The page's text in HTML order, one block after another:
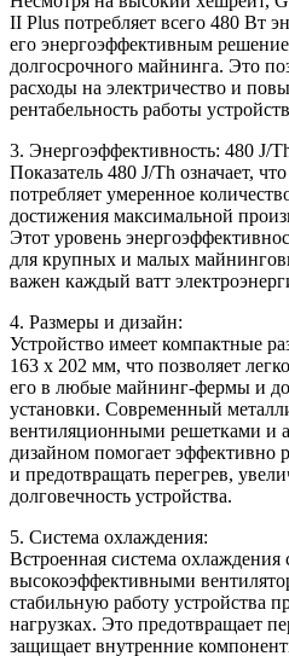
II Plus потребляет всего 480 Вт
его энергоэффективным
долгосрочного майнинга. Это
расходы на электричество и
рентабельность работы
3. Энергоэффективность: 480 J/
Показатель 480 J/Th означает,
потребляет умеренное
достижения максимальной
Этот уровень
для крупных и малых
важен каждый ватт
4. Размеры и дизайн:
Устройство имеет компактные
163 х 202 мм, что позволяет
его в любые майнинг-фермы и
установки. Современный
вентиляционными решетками и
дизайном помогает эффективно
и предотвращать перегрев,
долговечность устройства.
5. Система охлаждения:
Встроенная система охлаждения
высокоэффективными
стабильную работу устройства
нагрузках. Это предотвращает
защищает внутренние